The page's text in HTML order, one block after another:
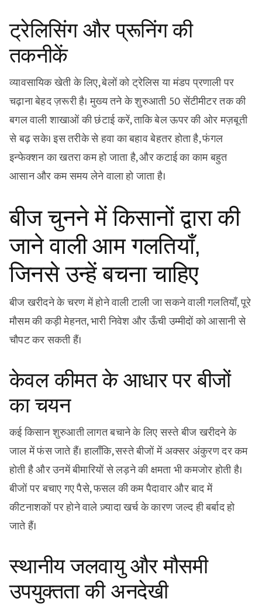
ट्रेलिसिंग और प्रूनिंग की
तकनीकें
व्यावसायिक खेती के लिए, बेलों को ट्रेलिस या मंडप प्रणाली पर
चढ़ाना बेहद ज़रूरी है। मुख्य तने के शुरुआती 50 सेंटीमीटर तक की
बगल वाली शाखाओं की छंटाई करें, ताकि बेल ऊपर की ओर मज़बूती
से बढ़ सके। इस तरीके से हवा का बहाव बेहतर होता है, फंगल
इन्फेक्शन का खतरा कम हो जाता है, और कटाई का काम बहुत
आसान और कम समय लेने वाला हो जाता है।
बीज चुनने में किसानों द्वारा की
जाने वाली आम गलतियाँ,
जिनसे उन्हें बचना चाहिए
बीज खरीदने के चरण में होने वाली टाली जा सकने वाली गलतियाँ, पूरे
मौसम की कड़ी मेहनत, भारी निवेश और ऊँची उम्मीदों को आसानी से
चौपट कर सकती हैं।
केवल कीमत के आधार पर बीजों
का चयन
कई किसान शुरुआती लागत बचाने के लिए सस्ते बीज खरीदने के
जाल में फंस जाते हैं। हालाँकि, सस्ते बीजों में अक्सर अंकुरण दर कम
होती है और उनमें बीमारियों से लड़ने की क्षमता भी कमजोर होती है।
बीजों पर बचाए गए पैसे, फसल की कम पैदावार और बाद में
कीटनाशकों पर होने वाले ज़्यादा खर्च के कारण जल्द ही बर्बाद हो
जाते हैं।
स्थानीय जलवायु और मौसमी
उपयुक्तता की अनदेखी